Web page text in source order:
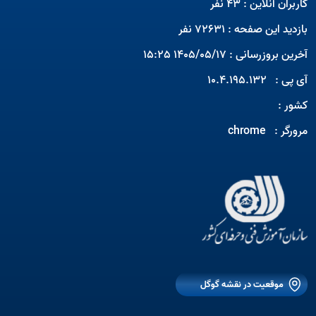
Open
Open
کاربران آنلاین : 43 نفر
بازدید این صفحه : 72631 نفر
آخرین بروزرسانی : 1405/05/17 15:25
آی پی : 10.4.195.132
کشور :
مرورگر : chrome
موقعیت در نقشه گوگل